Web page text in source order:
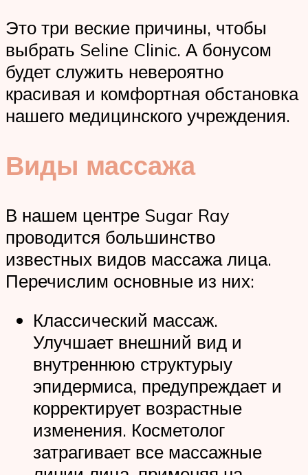
Это три веские причины, чтобы
выбрать Seline Clinic. А бонусом
будет служить невероятно
красивая и комфортная обстановка
нашего медицинского учреждения.
Виды массажа
В нашем центре Sugar Ray
проводится большинство
известных видов массажа лица.
Перечислим основные из них:
Классический массаж.
Улучшает внешний вид и
внутреннюю структурыу
эпидермиса, предупреждает и
корректирует возрастные
изменения. Косметолог
затрагивает все массажные